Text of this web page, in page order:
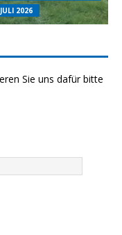
2026
Sie uns dafür bitte